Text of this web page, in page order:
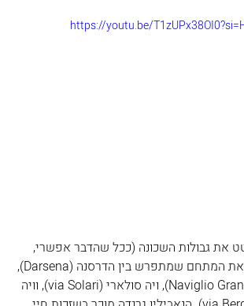
https://youtu.be/
את גבולות השכונה (ככל שהדבר אפשרי,
בכלל), הייתי מסמן את המתחם שמתפרש בין הדרסנה (Darsena),
הנביליו גראנדה (Naviglio Grande), ויה סולארי (via Solari), וויה